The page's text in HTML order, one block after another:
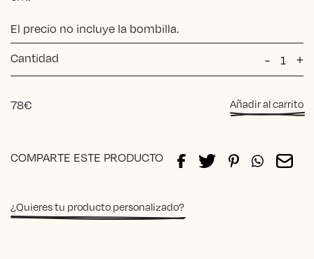
El precio no incluye la bombilla.
Cantidad
-
Plato
+
78€ Añadir al carrito
COMPARTE ESTE PRODUCTO
¿Quieres tu producto personalizado?